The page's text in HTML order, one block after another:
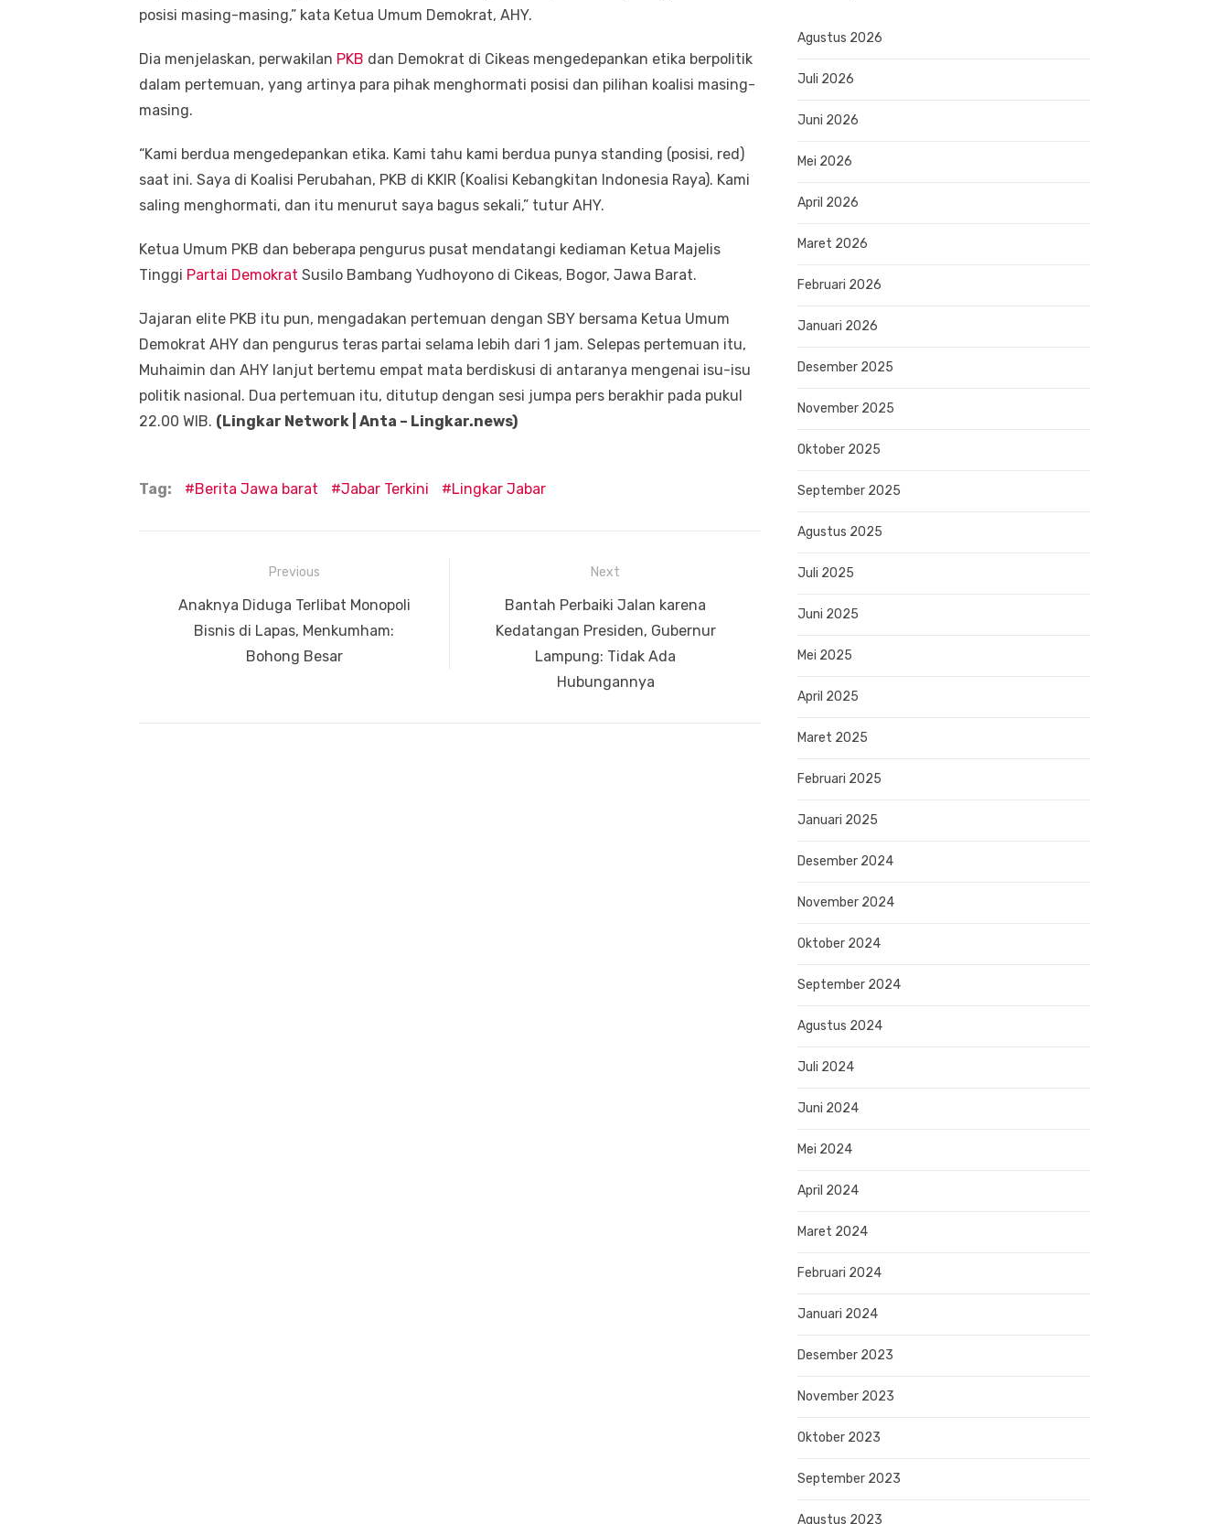
posisi masing-masing,” kata Ketua Umum Demokrat, AHY.
Dia menjelaskan, perwakilan PKB dan Demokrat di Cikeas mengedepankan etika berpolitik
dalam pertemuan, yang artinya para pihak menghormati posisi dan pilihan koalisi masing-
masing.
“Kami berdua mengedepankan etika. Kami tahu kami berdua punya standing (posisi, red)
saat ini. Saya di Koalisi Perubahan, PKB di KKIR (Koalisi Kebangkitan Indonesia Raya). Kami
saling menghormati, dan itu menurut saya bagus sekali,” tutur AHY.
Ketua Umum PKB dan beberapa pengurus pusat mendatangi kediaman Ketua Majelis
Tinggi Partai Demokrat Susilo Bambang Yudhoyono di Cikeas, Bogor, Jawa Barat.
Jajaran elite PKB itu pun, mengadakan pertemuan dengan SBY bersama Ketua Umum
Demokrat AHY dan pengurus teras partai selama lebih dari 1 jam. Selepas pertemuan itu,
Muhaimin dan AHY lanjut bertemu empat mata berdiskusi di antaranya mengenai isu-isu
politik nasional. Dua pertemuan itu, ditutup dengan sesi jumpa pers berakhir pada pukul
22.00 WIB. (Lingkar Network | Anta – Lingkar.news)
Tag: Berita Jawa barat Jabar Terkini Lingkar Jabar
pos
Previous
Previous
post:
Anaknya Diduga Terlibat Monopoli
Bisnis di Lapas, Menkumham:
Bohong Besar
Next
Next
post:
Bantah Perbaiki Jalan karena
Kedatangan Presiden, Gubernur
Lampung: Tidak Ada
Hubungannya
Agustus 2026
Juli 2026
Juni 2026
Mei 2026
April 2026
Maret 2026
Februari 2026
Januari 2026
Desember 2025
November 2025
Oktober 2025
September 2025
Agustus 2025
Juli 2025
Juni 2025
Mei 2025
April 2025
Maret 2025
Februari 2025
Januari 2025
Desember 2024
November 2024
Oktober 2024
September 2024
Agustus 2024
Juli 2024
Juni 2024
Mei 2024
April 2024
Maret 2024
Februari 2024
Januari 2024
Desember 2023
November 2023
Oktober 2023
September 2023
Agustus 2023